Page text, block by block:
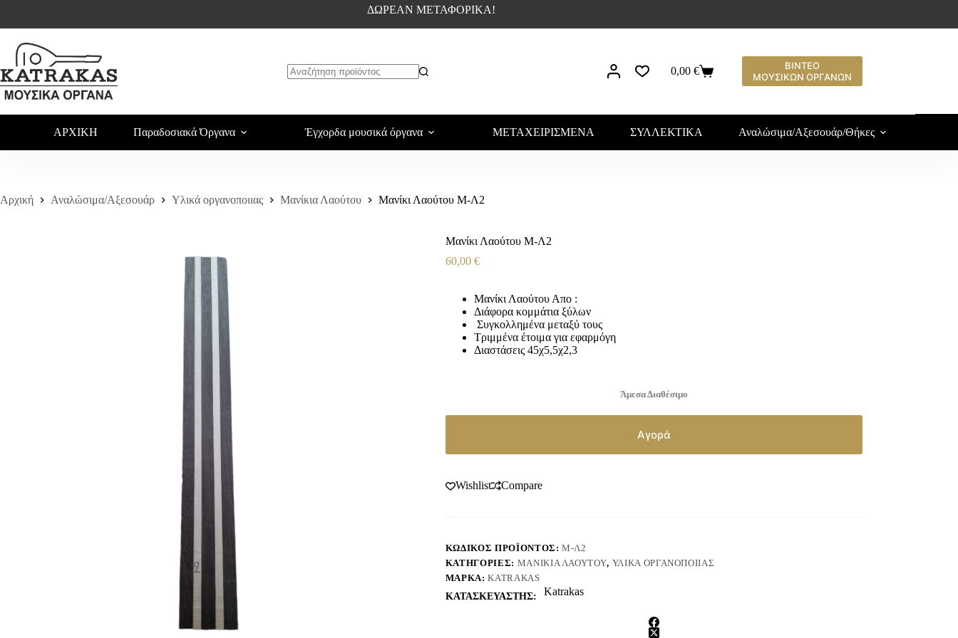
ΔΩΡΕΑΝ ΜΕΤΑΦΟΡΙΚΑ!
0,00 €
ΒΙΝΤΕΟ
ΜΟΥΣΙΚΩΝ ΟΡΓΑΝΩΝ
ΑΡΧΙΚΗ Παραδοσιακά Όργανα Έγχορδα μουσικά όργανα ΜΕΤΑΧΕΙΡΙΣΜΕΝΑ ΣΥΛΛΕΚΤΙΚΑ Αναλώσιμα/Αξεσουάρ/Θήκες
Αρχική Αναλώσιμα/Αξεσουάρ Υλικά οργανοποιιας Μανίκια Λαούτου Μανίκι Λαούτου Μ-Λ2
Μανίκι Λαούτου Μ-Λ2
60,00 €
Μανίκι Λαούτου Απο :
Διάφορα κομμάτια ξύλων
Συγκολλημένα μεταξύ τους
Τριμμένα έτοιμα για εφαρμόγη
Διαστάσεις 45χ5,5χ2,3
Άμεσα Διαθέσιμο
Αγορά
Wishlist Compare
ΚΩΔΙΚΌΣ ΠΡΟΪΌΝΤΟΣ:Μ-Λ2
ΚΑΤΗΓΟΡΊΕΣ: ΜΑΝΊΚΙΑ ΛΑΟΎΤΟΥ, ΥΛΙΚΆ ΟΡΓΑΝΟΠΟΙΙΑΣ
ΜΆΡΚΑ:KATRAKAS
ΚΑΤΑΣΚΕΥΑΣΤΗΣ:
Katrakas